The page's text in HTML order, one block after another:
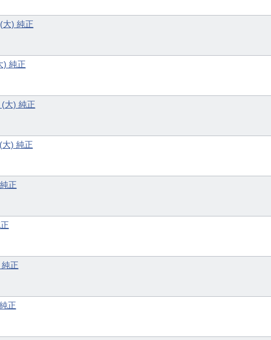
大) 純正
) 純正
大) 純正
大) 純正
正
正
正